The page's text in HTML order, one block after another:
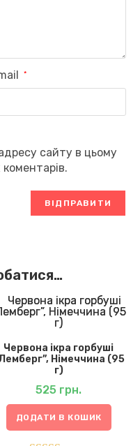
*
сайту в цьому
Червона ікра горбуші
Німеччина (95
г)
525 грн.
ДОДАТИ В КОШИК